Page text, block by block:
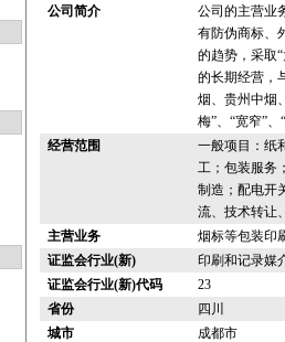
公司简介
公司的主营业
有防伪商标、
的趋势，采取
的长期经营，
烟、贵州中烟
梅”、“宽窄”、
经营范围
一般项目：纸
工；包装服务
制造；配电开
流、技术转让
主营业务
烟标等包装印
证监会行业(新)
印刷和记录媒
证监会行业(新)代码
23
省份
四川
城市
成都市